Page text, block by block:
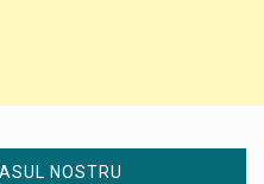
NOSTRU